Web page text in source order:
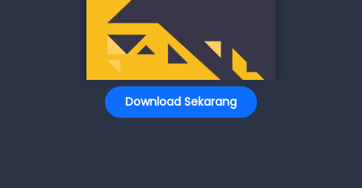
Download Sekarang